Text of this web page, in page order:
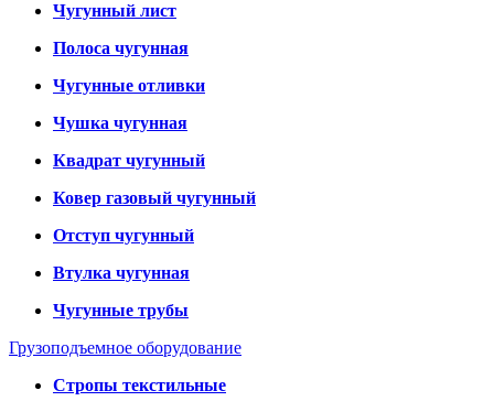
Чугунный лист
Полоса чугунная
Чугунные отливки
Чушка чугунная
Квадрат чугунный
Ковер газовый чугунный
Отступ чугунный
Втулка чугунная
Чугунные трубы
Грузоподъемное оборудование
Стропы текстильные